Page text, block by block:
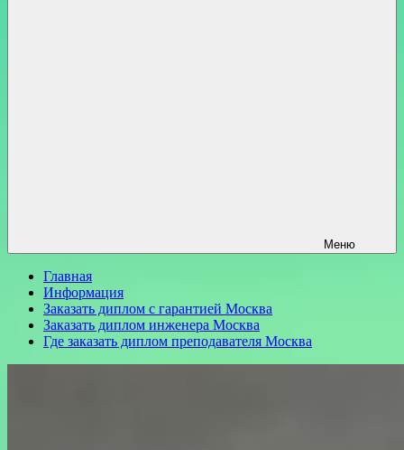
Меню
Главная
Информация
Заказать диплом с гарантией Москва
Заказать диплом инженера Москва
Где заказать диплом преподавателя Москва